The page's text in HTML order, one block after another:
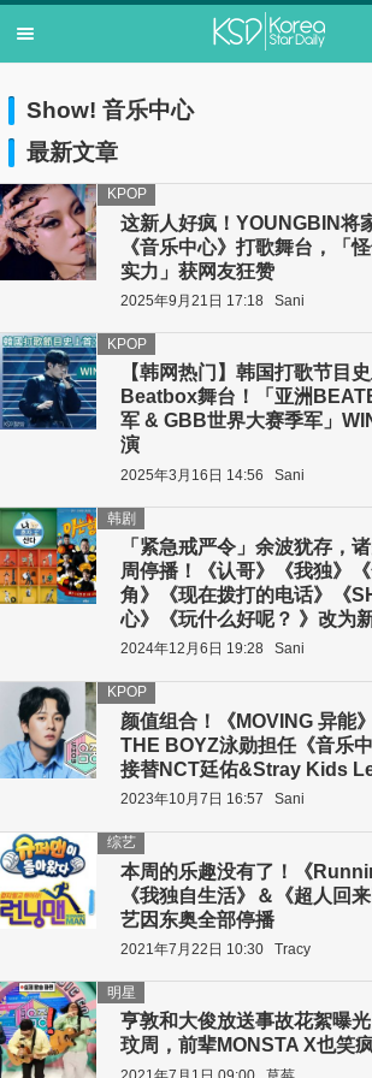
Show! 音乐中心
最新文章
这新人好疯！YOUNGBIN将
《音乐中心》打歌舞台，「
实力」获网友狂赞
KPOP
2025年9月21日 17:18 Sani
【韩网热门】韩国打歌节目
Beatbox舞台！「亚洲
军 & GBB世界大赛季军」
演
KPOP
2025年3月16日 14:56 Sani
「紧急戒严令」余波犹存，
周停播！《认哥》《我独》
角》《现在拨打的电话》《
心》《玩什么好呢？ 》改为
韩剧
2024年12月6日 19:28 Sani
颜值组合！《MOVING 异能
THE BOYZ泳勋担任《音乐
接替NCT廷佑&Stray Kids
KPOP
2023年10月7日 16:57 Sani
本周的乐趣没有了！《
《我独自生活》＆《超人回
艺因东奥全部停播
综艺
2021年7月22日 10:30 Tracy
亨敦和大俊放送事故花絮曝
玟周，前辈MONSTA X也笑
明星